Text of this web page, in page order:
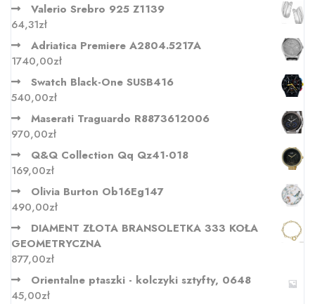
Valerio Srebro 925 Z1139
64,31zł
Adriatica Premiere A2804.5217A
1740,00zł
Swatch Black-One SUSB416
540,00zł
Maserati Traguardo R8873612006
970,00zł
Q&Q Collection Qq Qz41-018
169,00zł
Olivia Burton Ob16Eg147
490,00zł
DIAMENT ZŁOTA BRANSOLETKA 333 KOŁA
GEOMETRYCZNA
877,00zł
Orientalne ptaszki - kolczyki sztyfty, 0648
45,00zł